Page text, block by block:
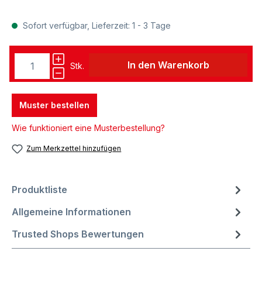
Sofort verfügbar, Lieferzeit: 1 - 3 Tage
Stk. In den Warenkorb
Muster bestellen
Wie funktioniert eine Musterbestellung?
Zum Merkzettel hinzufügen
Produktliste
Allgemeine Informationen
Trusted Shops Bewertungen